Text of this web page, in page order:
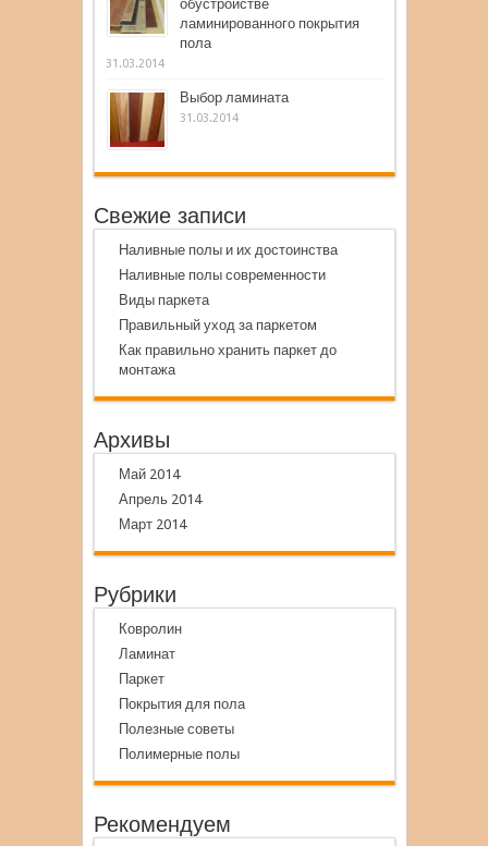
обустройстве
ламинированного покрытия
пола
31.03.2014
Выбор ламината
31.03.2014
Свежие записи
Наливные полы и их достоинства
Наливные полы современности
Виды паркета
Правильный уход за паркетом
Как правильно хранить паркет до
монтажа
Архивы
Май 2014
Апрель 2014
Март 2014
Рубрики
Ковролин
Ламинат
Паркет
Покрытия для пола
Полезные советы
Полимерные полы
Рекомендуем